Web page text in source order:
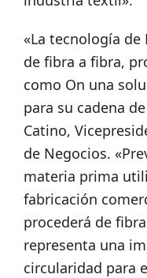
«La tecnología
de fibra a fibra,
como On una
para su cadena
Catino,
de Negocios.
materia prima
fabricación
procederá de
representa una
circularidad para